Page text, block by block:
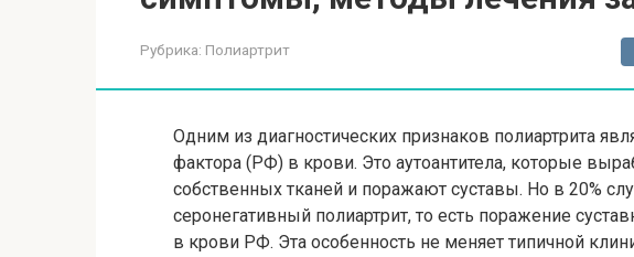
Рубрика: Полиартрит
Одним из диагностических признаков полиартрита
фактора (РФ) в крови. Это аутоантитела, которые
собственных тканей и поражают суставы. Но в 20%
серонегативный полиартрит, то есть поражение
в крови РФ. Эта особенность не меняет типичной